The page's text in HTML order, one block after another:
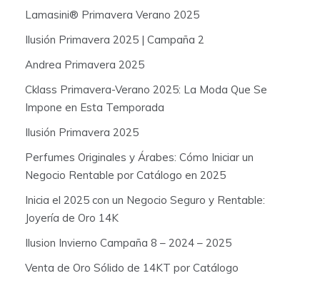
f
r
Lamasini® Primavera Verano 2025
Ilusión Primavera 2025 | Campaña 2
Andrea Primavera 2025
Cklass Primavera-Verano 2025: La Moda Que Se
Impone en Esta Temporada
Ilusión Primavera 2025
Perfumes Originales y Árabes: Cómo Iniciar un
Negocio Rentable por Catálogo en 2025
Inicia el 2025 con un Negocio Seguro y Rentable:
Joyería de Oro 14K
Ilusion Invierno Campaña 8 – 2024 – 2025
Venta de Oro Sólido de 14KT por Catálogo